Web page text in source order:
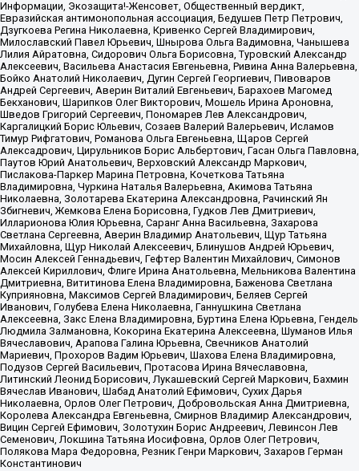
Информации, Экозащита!-Женсовет, Общественный вердикт,
Евразийская антимонопольная ассоциация, Бедушев Петр Петрович,
Дзугкоева Регина Николаевна, Кривенко Сергей Владимирович,
Милославский Павел Юрьевич, Шнырова Ольга Вадимовна, Чанышева
Лилия Айратовна, Сидорович Ольга Борисовна, Туровский Александр
Алексеевич, Васильева Анастасия Евгеньевна, Ривина Анна Валерьевна,
Бойко Анатолий Николаевич, Дугин Сергей Георгиевич, Пивоваров
Андрей Сергеевич, Аверин Виталий Евгеньевич, Барахоев Магомед
Бекханович, Шарипков Олег Викторович, Мошель Ирина Ароновна,
Шведов Григорий Сергеевич, Пономарев Лев Александрович,
Каргалицкий Борис Юльевич, Созаев Валерий Валерьевич, Исламов
Тимур Рифгатович, Романова Ольга Евгеньевна, Щаров Сергей
Алексадрович, Цирульников Борис Альбертович, Гасан Ольга Павловна,
Паутов Юрий Анатольевич, Верховский Александр Маркович,
Пислакова-Паркер Марина Петровна, Кочеткова Татьяна
Владимировна, Чуркина Наталья Валерьевна, Акимова Татьяна
Николаевна, Золотарева Екатерина Александровна, Рачинский Ян
Збигневич, Жемкова Елена Борисовна, Гудков Лев Дмитриевич,
Илларионова Юлия Юрьевна, Саранг Анна Васильевна, Захарова
Светлана Сергеевна, Аверин Владимир Анатольевич, Щур Татьяна
Михайловна, Щур Николай Алексеевич, Блинушов Андрей Юрьевич,
Мосин Алексей Геннадьевич, Гефтер Валентин Михайлович, Симонов
Алексей Кириллович, Флиге Ирина Анатольевна, Мельникова Валентина
Дмитриевна, Вититинова Елена Владимировна, Баженова Светлана
Куприяновна, Максимов Сергей Владимирович, Беляев Сергей
Иванович, Голубева Елена Николаевна, Ганнушкина Светлана
Алексеевна, Закс Елена Владимировна, Буртина Елена Юрьевна, Гендель
Людмила Залмановна, Кокорина Екатерина Алексеевна, Шуманов Илья
Вячеславович, Арапова Галина Юрьевна, Свечников Анатолий
Мариевич, Прохоров Вадим Юрьевич, Шахова Елена Владимировна,
Подузов Сергей Васильевич, Протасова Ирина Вячеславовна,
Литинский Леонид Борисович, Лукашевский Сергей Маркович, Бахмин
Вячеслав Иванович, Шабад Анатолий Ефимович, Сухих Дарья
Николаевна, Орлов Олег Петрович, Добровольская Анна Дмитриевна,
Королева Александра Евгеньевна, Смирнов Владимир Александрович,
Вицин Сергей Ефимович, Золотухин Борис Андреевич, Левинсон Лев
Семенович, Локшина Татьяна Иосифовна, Орлов Олег Петрович,
Полякова Мара Федоровна, Резник Генри Маркович, Захаров Герман
Константинович